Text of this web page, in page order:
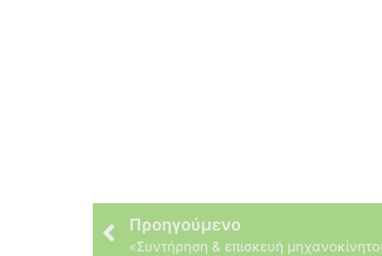
Προηγούμενο
«Συντήρηση & επισκευή